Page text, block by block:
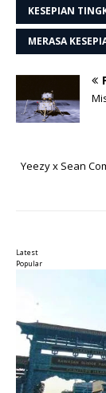
KESEPIAN
MERASA
Yeezy x Sean
Latest
Popular